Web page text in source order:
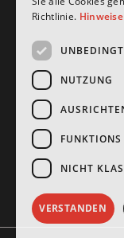
Richtlinie. Hinweise
NUTZUNG
FUNKTIONS
NICHT
VERSTANDEN